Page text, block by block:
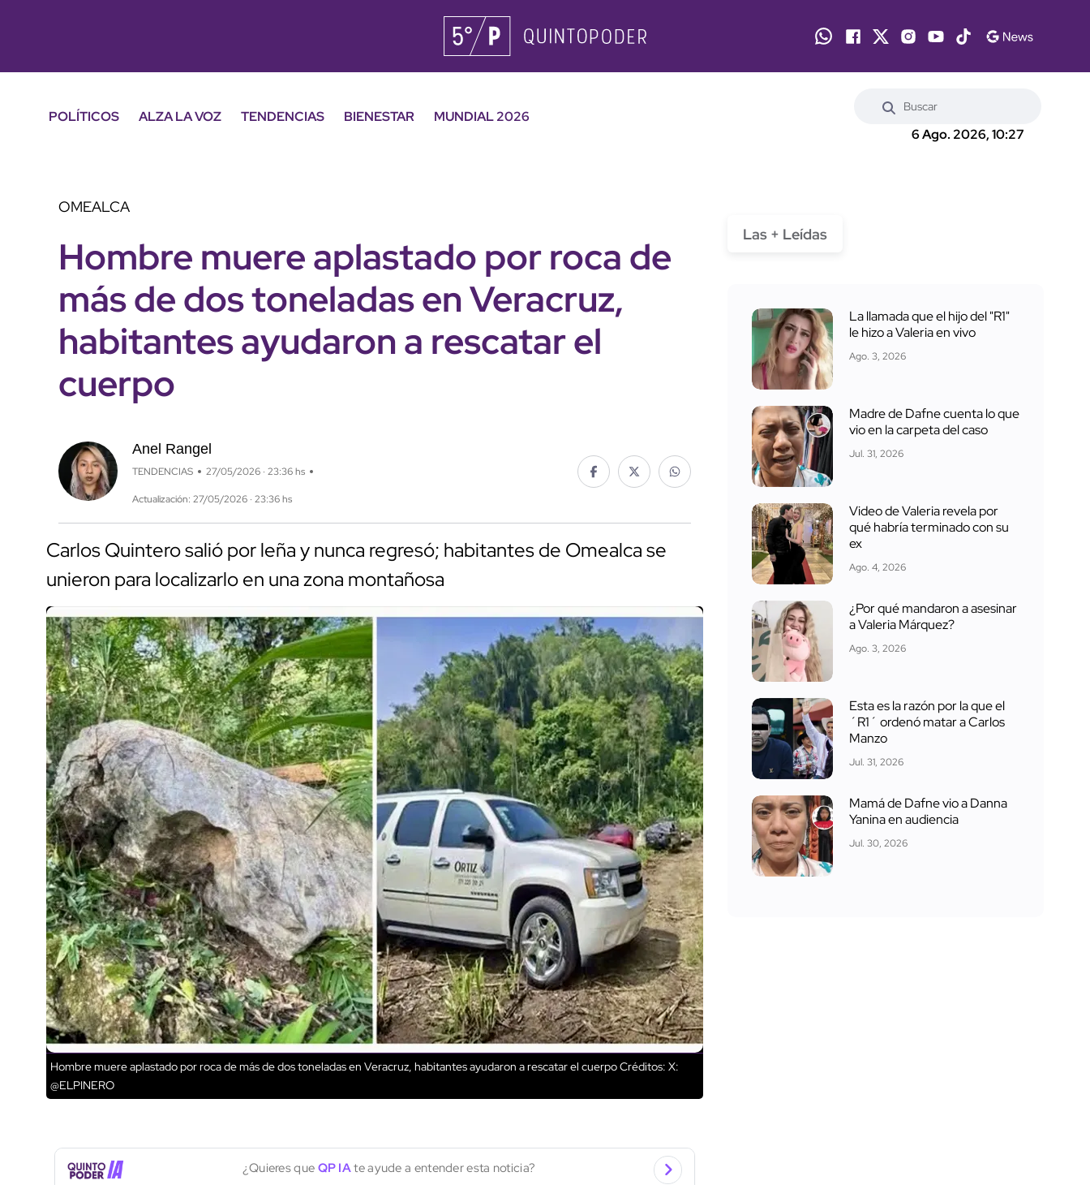
POLÍTICOS ALZA LA VOZ TENDENCIAS BIENESTAR
MUNDIAL 2026
6 Ago. 2026, 10:27
OMEALCA
Hombre muere aplastado por roca de
más de dos toneladas en Veracruz,
habitantes ayudaron a rescatar el
cuerpo
Anel Rangel
TENDENCIAS 27/05/2026 · 23:36 hs
Actualización: 27/05/2026 · 23:36 hs
Carlos Quintero salió por leña y nunca regresó; habitantes de Omealca se
unieron para localizarlo en una zona montañosa
Hombre muere aplastado por roca de más de dos toneladas en Veracruz, habitantes ayudaron a rescatar el cuerpoCréditos: X:
@ELPINERO
¿Quieres que QP IAte ayude a entender esta noticia?
Las + Leídas
La llamada que el hijo del "R1"
le hizo a Valeria en vivo
Ago. 3, 2026
Madre de Dafne cuenta lo que
vio en la carpeta del caso
Jul. 31, 2026
Video de Valeria revela por
qué habría terminado con su
ex
Ago. 4, 2026
¿Por qué mandaron a asesinar
a Valeria Márquez?
Ago. 3, 2026
Esta es la razón por la que el
´R1´ ordenó matar a Carlos
Manzo
Jul. 31, 2026
Mamá de Dafne vio a Danna
Yanina en audiencia
Jul. 30, 2026